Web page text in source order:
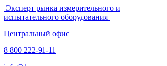
Эксперт рынка измерительного и
испытательного оборудования
Центральный офис
8 800 222-91-11